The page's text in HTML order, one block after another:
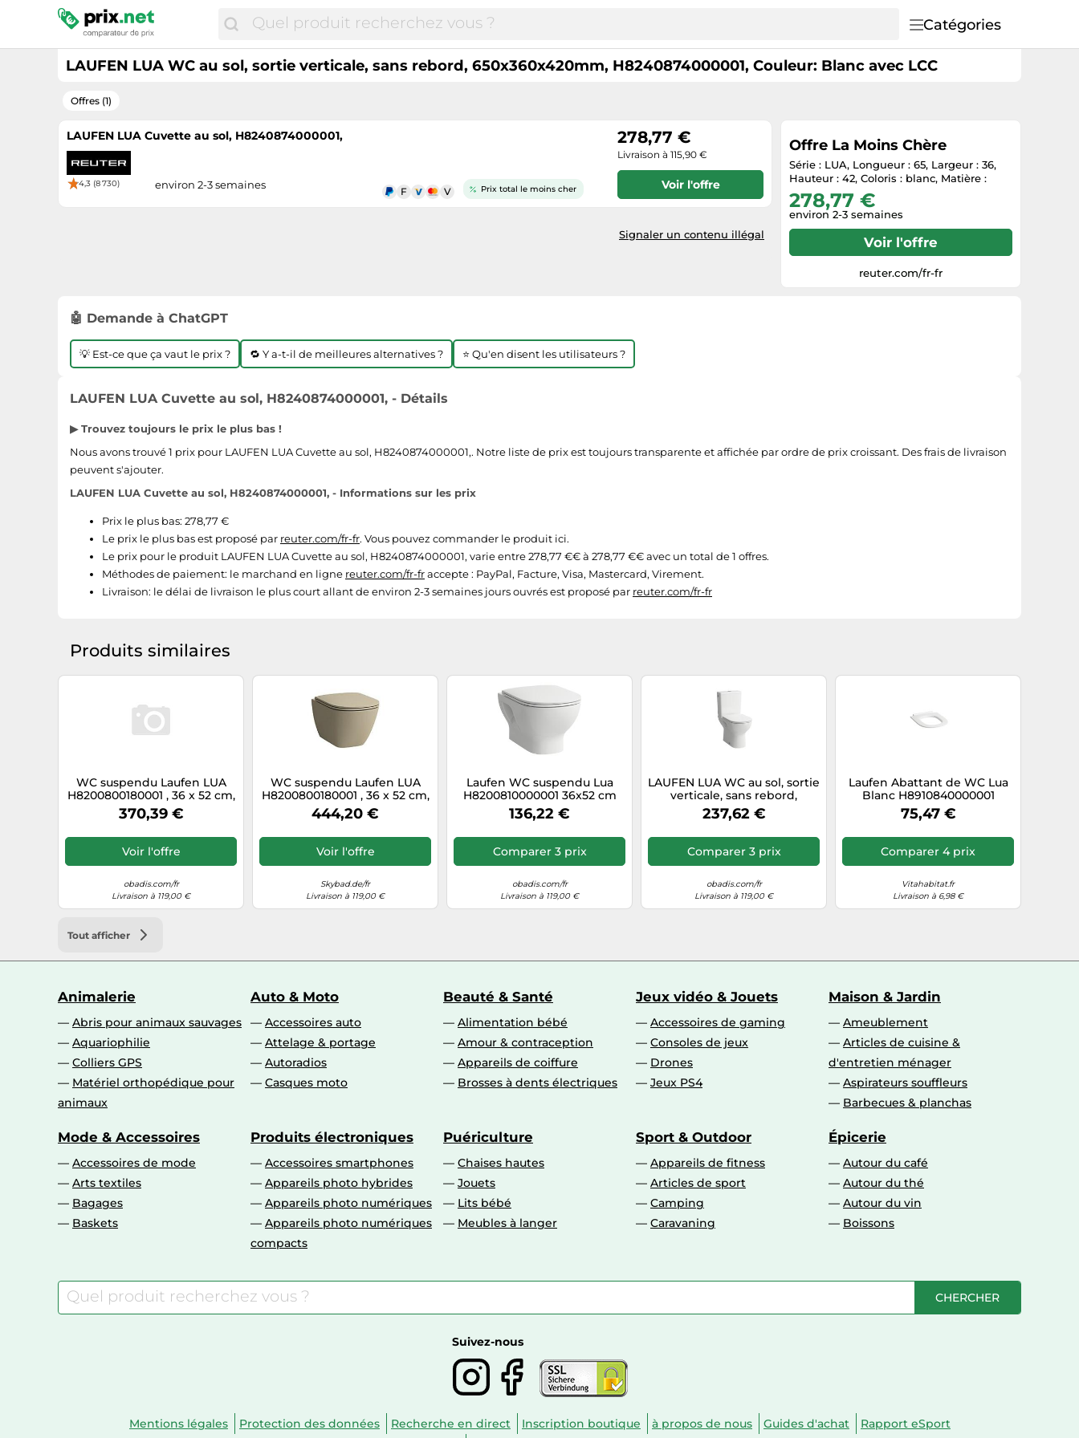
Catégories
LAUFEN LUA WC au sol, sortie verticale, sans rebord, 650x360x420mm, H8240874000001, Couleur: Blanc avec LCC
Offres (1)
LAUFEN LUA Cuvette au sol, H8240874000001,
4,3 (8 730)
Prix total le moins cher
environ 2-3 semaines
278,77 €
Livraison à 115,90 €
Voir l'offre
Signaler un contenu illégal
Offre La Moins Chère
Série : LUA, Longueur : 65, Largeur : 36,
Hauteur : 42, Coloris : blanc, Matière :
278,77 €
environ 2-3 semaines
Voir l'offre
reuter.com/fr-fr
🤖 Demande à ChatGPT
💡 Est-ce que ça vaut le prix ? 🔁 Y a-t-il de meilleures alternatives ? ⭐ Qu'en disent les utilisateurs ?
LAUFEN LUA Cuvette au sol, H8240874000001, - Détails
▶ Trouvez toujours le prix le plus bas !
Nous avons trouvé 1 prix pour LAUFEN LUA Cuvette au sol, H8240874000001,. Notre liste de prix est toujours transparente et affichée par ordre de prix croissant. Des frais de livraison
peuvent s'ajouter.
LAUFEN LUA Cuvette au sol, H8240874000001, - Informations sur les prix
Prix le plus bas: 278,77 €
Le prix le plus bas est proposé par reuter.com/fr-fr. Vous pouvez commander le produit ici.
Le prix pour le produit LAUFEN LUA Cuvette au sol, H8240874000001, varie entre 278,77 €€ à 278,77 €€ avec un total de 1 offres.
Méthodes de paiement: le marchand en ligne reuter.com/fr-fraccepte : PayPal, Facture, Visa, Mastercard, Virement.
Livraison: le délai de livraison le plus court allant de environ 2-3 semaines jours ouvrés est proposé par reuter.com/fr-fr
Produits similaires
WC suspendu Laufen LUA
H8200800180001 , 36 x 52 cm,
sans bride, kit de montage
EasyFit, beige Bahama
370,39 €
Voir l'offre
obadis.com/fr
Livraison à 119,00 €
WC suspendu Laufen LUA
H8200800180001 , 36 x 52 cm,
sans bride, kit de montage
EasyFit, beige Bahama
444,20 €
Voir l'offre
Skybad.de/fr
Livraison à 119,00 €
Laufen WC suspendu Lua
H8200810000001 36x52 cm
sans monture Blanc
136,22 €
Comparer 3 prix
obadis.com/fr
Livraison à 119,00 €
LAUFEN LUA WC au sol, sortie
verticale, sans rebord,
650x360x420mm,
H8240870000001, Couleur:
Blanc
237,62 €
Comparer 3 prix
obadis.com/fr
Livraison à 119,00 €
Laufen Abattant de WC Lua
Blanc H8910840000001
75,47 €
Comparer 4 prix
Vitahabitat.fr
Livraison à 6,98 €
Tout afficher
Animalerie
Abris pour animaux sauvages
Aquariophilie
Colliers GPS
Matériel orthopédique pour
animaux
Auto & Moto
Accessoires auto
Attelage & portage
Autoradios
Casques moto
Beauté & Santé
Alimentation bébé
Amour & contraception
Appareils de coiffure
Brosses à dents électriques
Jeux vidéo & Jouets
Accessoires de gaming
Consoles de jeux
Drones
Jeux PS4
Maison & Jardin
Ameublement
Articles de cuisine &
d'entretien ménager
Aspirateurs souffleurs
Barbecues & planchas
Mode & Accessoires
Accessoires de mode
Arts textiles
Bagages
Baskets
Produits électroniques
Accessoires smartphones
Appareils photo hybrides
Appareils photo numériques
Appareils photo numériques
compacts
Puériculture
Chaises hautes
Jouets
Lits bébé
Meubles à langer
Sport & Outdoor
Appareils de fitness
Articles de sport
Camping
Caravaning
Épicerie
Autour du café
Autour du thé
Autour du vin
Boissons
CHERCHER
Suivez-nous
Mentions légales Protection des données Recherche en direct Inscription boutique à propos de nous Guides d'achat
Rapport eSport